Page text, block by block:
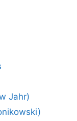
Jahr)